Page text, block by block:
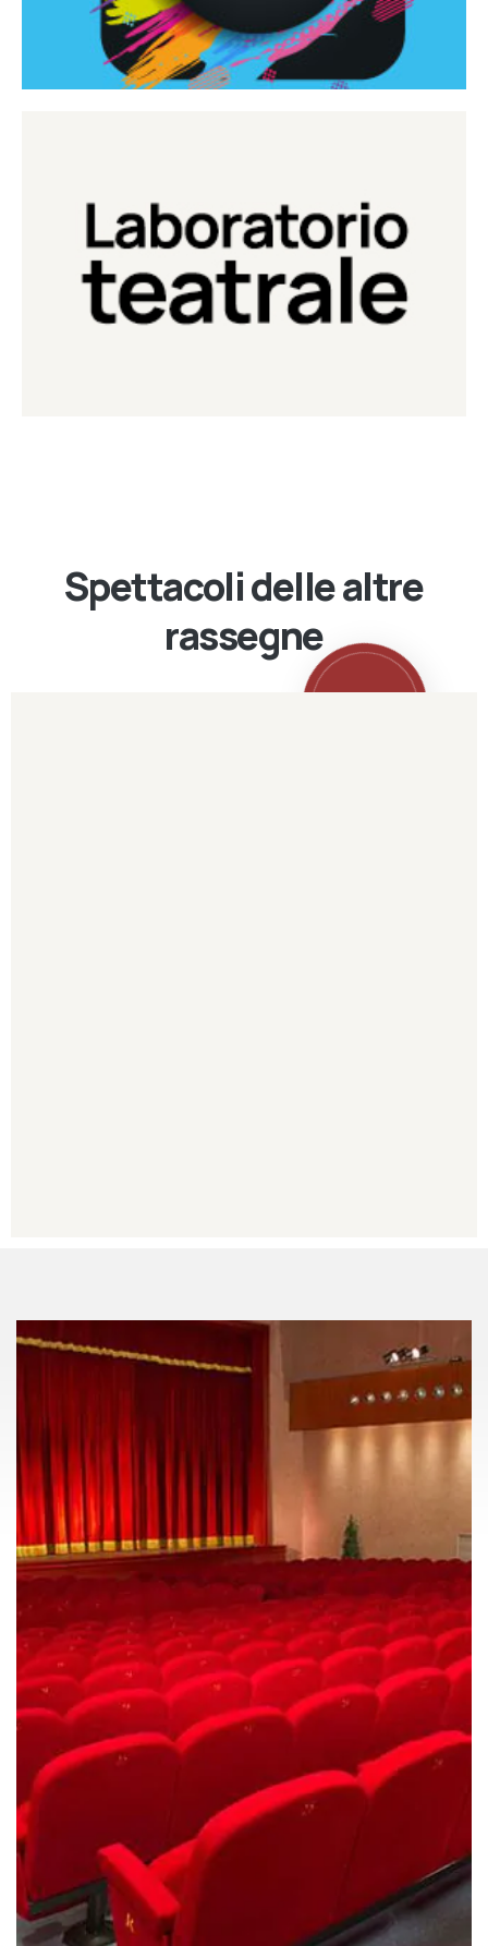
Laboratorio Teatrale
Laboratorio di teatro del Teatro Eduardo de Filippo
Continua
Spettacoli delle altre
rassegne